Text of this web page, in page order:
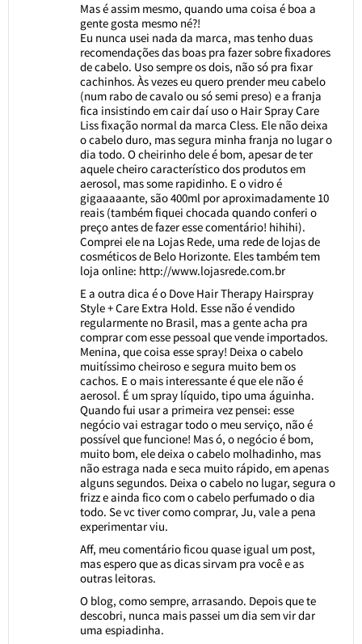
Mas é assim mesmo, quando uma coisa é boa a
gente gosta mesmo né?!
Eu nunca usei nada da marca, mas tenho duas
recomendações das boas pra fazer sobre fixadores
de cabelo. Uso sempre os dois, não só pra fixar
cachinhos. Às vezes eu quero prender meu cabelo
(num rabo de cavalo ou só semi preso) e a franja
fica insistindo em cair daí uso o Hair Spray Care
Liss fixação normal da marca Cless. Ele não deixa
o cabelo duro, mas segura minha franja no lugar o
dia todo. O cheirinho dele é bom, apesar de ter
aquele cheiro característico dos produtos em
aerosol, mas some rapidinho. E o vidro é
gigaaaaante, são 400ml por aproximadamente 10
reais (também fiquei chocada quando conferi o
preço antes de fazer esse comentário! hihihi).
Comprei ele na Lojas Rede, uma rede de lojas de
cosméticos de Belo Horizonte. Eles também tem
loja online: http://www.lojasrede.com.br
E a outra dica é o Dove Hair Therapy Hairspray
Style + Care Extra Hold. Esse não é vendido
regularmente no Brasil, mas a gente acha pra
comprar com esse pessoal que vende importados.
Menina, que coisa esse spray! Deixa o cabelo
muitíssimo cheiroso e segura muito bem os
cachos. E o mais interessante é que ele não é
aerosol. É um spray líquido, tipo uma águinha.
Quando fui usar a primeira vez pensei: esse
negócio vai estragar todo o meu serviço, não é
possível que funcione! Mas ó, o negócio é bom,
muito bom, ele deixa o cabelo molhadinho, mas
não estraga nada e seca muito rápido, em apenas
alguns segundos. Deixa o cabelo no lugar, segura o
frizz e ainda fico com o cabelo perfumado o dia
todo. Se vc tiver como comprar, Ju, vale a pena
experimentar viu.
Aff, meu comentário ficou quase igual um post,
mas espero que as dicas sirvam pra você e as
outras leitoras.
O blog, como sempre, arrasando. Depois que te
descobri, nunca mais passei um dia sem vir dar
uma espiadinha.